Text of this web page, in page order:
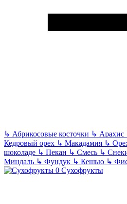
↳ Абрикосовые косточки ↳ Арахис
Кедровый орех ↳ Макадамия ↳
шоколаде ↳ Пекан ↳ Смесь ↳
Миндаль ↳ Фундук ↳ Кешью ↳
Сухофрукты